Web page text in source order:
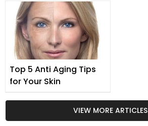
Top 5 Anti Aging Tips
for Your Skin
VIEW MORE ARTICLES